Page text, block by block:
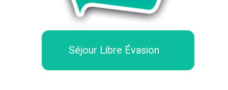
Séjour Libre Évasion